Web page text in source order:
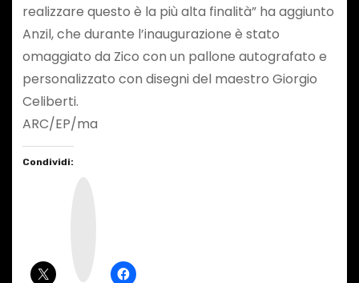
realizzare questo è la più alta finalità” ha aggiunto
Anzil, che durante l’inaugurazione è stato
omaggiato da Zico con un pallone autografato e
personalizzato con disegni del maestro Giorgio
Celiberti.
ARC/EP/ma
Condividi: